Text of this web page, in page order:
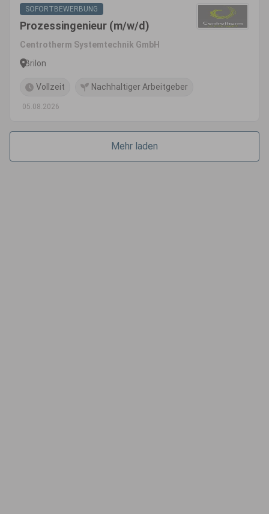
SOFORTBEWERBUNG
Prozessingenieur (m/w/d)
Centrotherm Systemtechnik GmbH
Brilon
Vollzeit Nachhaltiger Arbeitgeber
05.08.2026
Mehr laden